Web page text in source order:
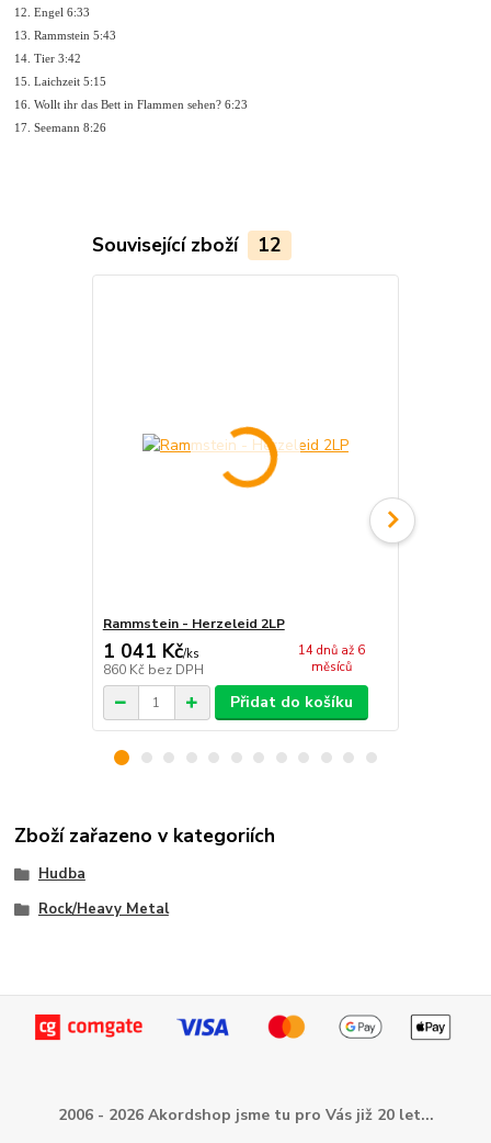
12. Engel 6:33
13. Rammstein 5:43
14. Tier 3:42
15. Laichzeit 5:15
16. Wollt ihr das Bett in Flammen sehen? 6:23
17. Seemann 8:26
Související zboží 12
Rammstein - Herzeleid 2LP
1 041 Kč/ks
860 Kč bez DPH
14 dnů až 6
měsíců
Přidat do košíku
Zboží zařazeno v kategoriích
Hudba
Rock/Heavy Metal
2006 - 2026 Akordshop jsme tu pro Vás již 20 let...